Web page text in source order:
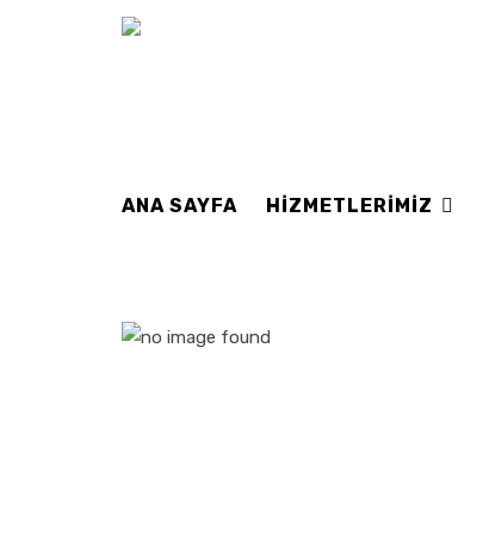
ANA SAYFA HIZMETLERIMIZ